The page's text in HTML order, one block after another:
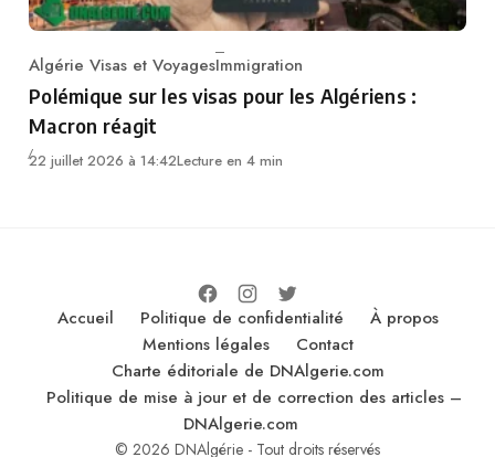
Category
Algérie Visas et VoyagesImmigration
Polémique sur les visas pour les Algériens :
Macron réagit
22 juillet 2026 à 14:42Lecture en 4 min
Accueil Politique de confidentialité
À propos
Mentions légales
Contact
Charte éditoriale de DNAlgerie.com
Politique de mise à jour et de correction des articles –
DNAlgerie.com
© 2026 DNAlgérie - Tout droits réservés